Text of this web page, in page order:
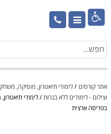

אתר קורסים /לימודי תיאטרון, מוסיקה, משחק
וצילום - לימודים ללא בגרות/לימודי
בפריסה ארצית